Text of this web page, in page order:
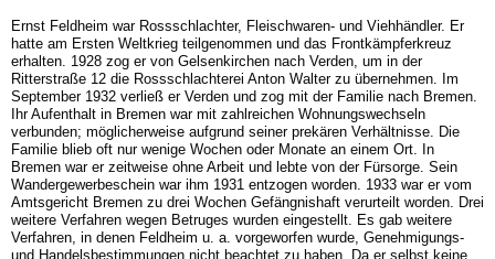
Ernst Feldheim war Rossschlachter, Fleischwaren- und Viehhändler. Er
hatte am Ersten Weltkrieg teilgenommen und das Frontkämpferkreuz
erhalten. 1928 zog er von Gel­senkirchen nach Verden, um in der
Ritterstraße 12 die Rossschlachterei Anton Walter zu übernehmen. Im
September 1932 verließ er Verden und zog mit der Familie nach Bremen.
Ihr Aufenthalt in Bremen war mit zahlreichen Wohnungswechseln
verbunden; möglicherweise aufgrund seiner prekären Verhältnisse. Die
Familie blieb oft nur wenige Wochen oder Monate an einem Ort. In
Bremen war er zeitweise ohne Arbeit und lebte von der Fürsorge. Sein
Wandergewerbeschein war ihm 1931 entzogen worden. 1933 war er vom
Amtsgericht Bremen zu drei Wochen Gefängnishaft verurteilt worden. Drei
weitere Verfahren wegen Betruges wurden eingestellt. Es gab weitere
Verfahren, in de­nen Feldheim u. a. vorgeworfen wurde, Genehmigungs-
und Handelsbestimmungen nicht beachtet zu haben. Da er selbst keine